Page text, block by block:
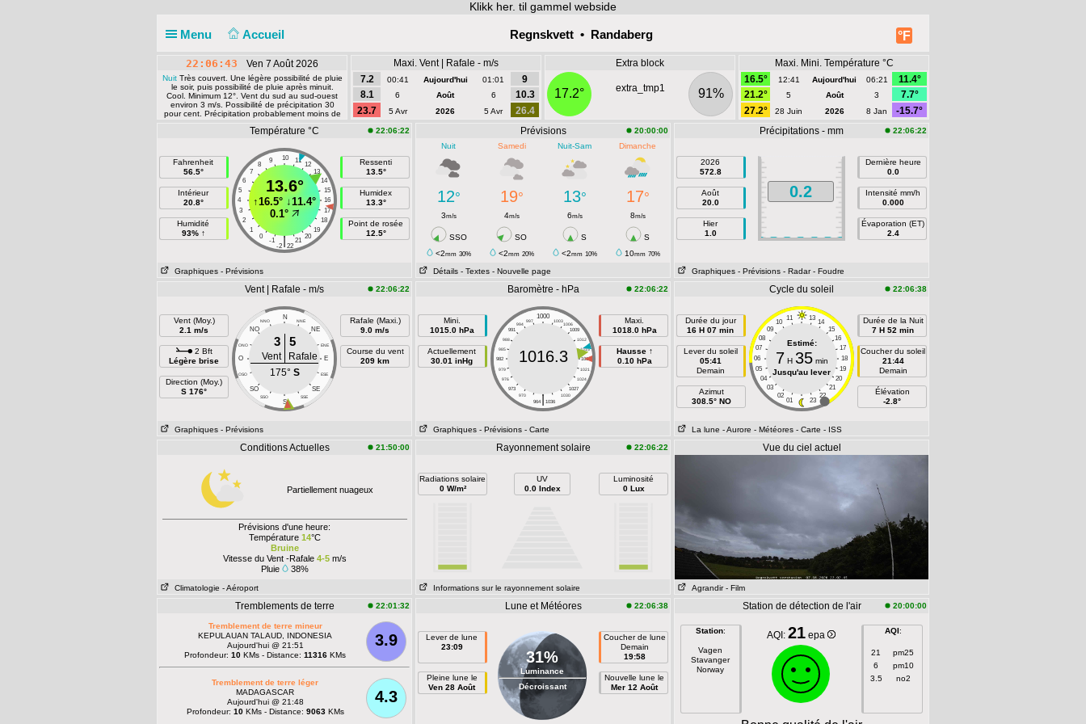
Klikk her. til gammel webside
Menu Accueil °F
Regnskvett • Randaberg
22:06:43 Ven 7 Août 2026
NuitTrès couvert. Une légère possibilité de pluie
le soir, puis possibilité de pluie après minuit.
Cool. Minimum 12°. Vent du sud au sud-ouest
environ 3 m/s. Possibilité de précipitation 30
pour cent. Précipitation probablement moins de
Maxi. Vent | Rafale - m/s
7.2
00:41 Aujourd'hui 01:01
9
8.1
6 Août 6
10.3
23.7
5 Avr 2026 5 Avr 26.4
Extra block
17.2° 91%
extra_tmp1
Maxi. Mini. Température °C
16.5°
12:41 Aujourd'hui 06:21
11.4°
21.2°
5 Août 3
7.7°
27.2°
28 Juin 2026 8 Jan
-15.7°
Température °C
22:06:22
Fahrenheit
56.5°
Intérieur
20.8°
Humidité
93% ↑
10
9 11
8
12
7
13
6
14
5
15
4
16
3
17
2
18
1
19
0
20
-1 21
|
-2 22
13.6°
↑16.5° ↓11.4°
0.1°
Ressenti
13.5°
Humidex
13.3°
Point de rosée
12.5°
Graphiques - Prévisions
Prévisions
20:00:00
Nuit
Samedi Nuit-Sam Dimanche
12° 19° 13° 17°
3m/s 4m/s 6m/s 8m/s
SSO SO S
S
<2mm 30% <2mm 20% <2mm 10% 10mm 70%
Détails - Textes - Nouvelle page
Précipitations - mm 22:06:22
2026
572.8
Août
20.0
Hier
1.0
0.2
Dernière heure
0.0
Intensité mm/h
0.000
Évaporation (ET)
2.4
Graphiques - Prévisions - Radar - Foudre
Vent | Rafale - m/s 22:06:22
Vent (Moy.)
2.1 m/s
2 Bft
Légère brise
Direction (Moy.)
S 176°
N
NNO NNE
NO NE
ONO ENE
O E
OSO ESE
SO SE
SSO SSE
S
3 5
Vent
Rafale
175° S
Rafale (Maxi.)
9.0 m/s
Course du vent
209 km
Graphiques - Prévisions
Baromètre - hPa 22:06:22
Mini.
1015.0 hPa
Actuellement
30.01 inHg
1000
997 1003
994
1006
991
1009
988
1012
985
1015
982
1018
979
1021
976
1024
973
1027
970
1030
|
964 1036
1016.3
Maxi.
1018.0 hPa
Hausse ↑
0.10 hPa
Graphiques - Prévisions - Carte
Cycle du soleil 22:06:38
Durée du jour
16 H 07 min
Lever du soleil
05:41
Demain
Azimut
308.5° NO
11 13
10
14
09
15
08
16
07
17
06
18
05
19
04
20
03
21
02
22
01 23
Estimé:
7 H 35min
Jusqu'au lever
Durée de la Nuit
7 H 52 min
Coucher du soleil
21:44
Demain
Élévation
-2.8°
La lune - Aurore - Météores - Carte - ISS
Conditions Actuelles 21:50:00
Partiellement nuageux
Prévisions d'une heure:
Température 14°C
Bruine
Vitesse du Vent -Rafale 4-5m/s
Pluie
38%
Climatologie - Aéroport
Rayonnement solaire 22:06:22
Radiations solaire
0 W/m²
UV
0.0 Index
Luminosité
0 Lux
Informations sur le rayonnement solaire
Vue du ciel actuel
Agrandir - Film
Tremblements de terre 22:01:32
3.9
Tremblement de terre mineur
KEPULAUAN TALAUD, INDONESIA
Aujourd'hui @ 21:51
Profondeur: 10 KMs - Distance: 11316 KMs
4.3
Tremblement de terre léger
MADAGASCAR
Aujourd'hui @ 21:48
Profondeur: 10KMs - Distance: 9063KMs
Lune et Météores 22:06:38
Lever de lune
23:09
Pleine lune le
Ven 28 Août
31%
Luminance
Décroissant
Coucher de lune
Demain
19:58
Nouvelle lune le
Mer 12 Août
Station de détection de l'air 20:00:00
Station:
Vagen
Stavanger
Norway
AQI: 21 epa AQI:
21
pm25
6
pm10
3.5
no2